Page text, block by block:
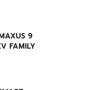
9
FAMILY